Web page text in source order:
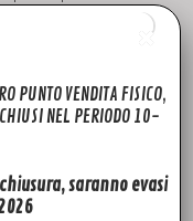
soggetto con
Spotlight 2.0 e
PUNTO VENDITA FISICO,
NEL PERIODO 10-
saranno evasi